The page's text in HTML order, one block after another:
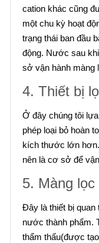
cation khác cũng
một chu kỳ hoạt
trạng thái ban đầu
động. Nước sau
sở vận hành
4. Thiết bị
Ở đây chúng tôi
phép loại bỏ hoàn
kích thước lớn
nên là cơ sở để
5. Màng lọc
Đây là thiết bị quan
nước thành phẩm.
thẩm thấu(được